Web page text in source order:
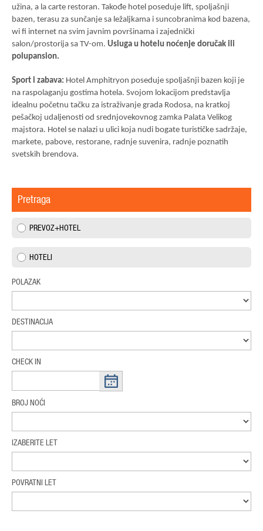
užina, a la carte restoran. Takođe hotel poseduje lift, spoljašnji
bazen, terasu za sunčanje sa ležaljkama i suncobranima kod bazena,
wi fi internet na svim javnim površinama i zajednički
salon/prostorija sa TV-om. Usluga u hotelu noćenje doručak ili
polupansion.
Sport i zabava: Hotel Amphitryon poseduje spoljašnji bazen koji je
na raspolaganju gostima hotela. Svojom lokacijom predstavlja
idealnu početnu tačku za istraživanje grada Rodosa, na kratkoj
pešačkoj udaljenosti od srednjovekovnog zamka Palata Velikog
majstora. Hotel se nalazi u ulici koja nudi bogate turističke sadržaje,
markete, pabove, restorane, radnje suvenira, radnje poznatih
svetskih brendova.
Pretraga
PREVOZ+HOTEL
HOTELI
POLAZAK
DESTINACIJA
CHECK IN
BROJ NOĆI
IZABERITE LET
POVRATNI LET